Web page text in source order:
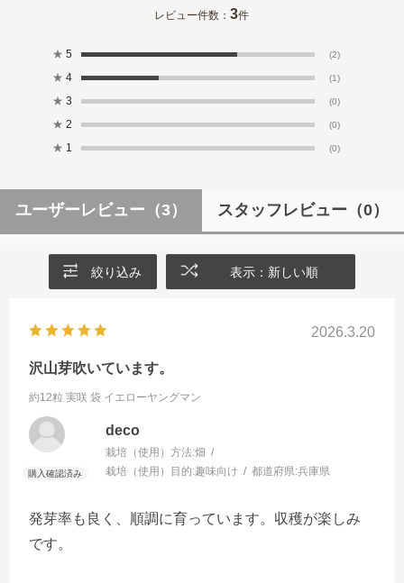
レビュー件数：3件
★ 5 (2)
★ 4 (1)
★ 3 (0)
★ 2 (0)
★ 1 (0)
ユーザーレビュー （3） スタッフレビュー （0）
絞り込み 表示：新しい順
2026.3.20
沢山芽吹いています。
約12粒 実咲 袋 イエローヤングマン
deco
栽培（使用）方法:畑
栽培（使用）目的:趣味向け 都道府県:兵庫県
発芽率も良く、順調に育っています。収穫が楽しみ
です。